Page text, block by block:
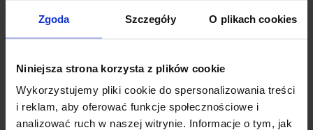
Zgoda Szczegóły O plikach cookies
Niniejsza strona korzysta z plików cookie
Wykorzystujemy pliki cookie do spersonalizowania treści
i reklam, aby oferować funkcje społecznościowe i
analizować ruch w naszej witrynie. Informacje o tym, jak
- surmie